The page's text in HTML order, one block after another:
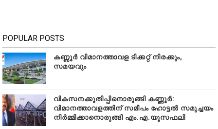
POPULAR POSTS
കണ്ണൂർ വിമാനത്താവള ടിക്കറ്റ് നിരക്കും,
സമയവും
വികസനക്കുതിപ്പിനൊരുങ്ങി കണ്ണൂർ:
വിമാനത്താവളത്തിന് സമീപം ഹോട്ടൽ സമുച്ചയം
നിർമ്മിക്കാനൊരുങ്ങി എം.എ.യൂസഫലി